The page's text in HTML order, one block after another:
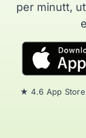
per minutt,
★ 4.6 App Store